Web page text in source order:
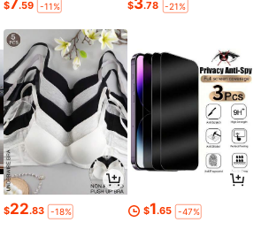
$ .59 -11% $ .78 -21%
$22.83 -18% $1.65 -47%